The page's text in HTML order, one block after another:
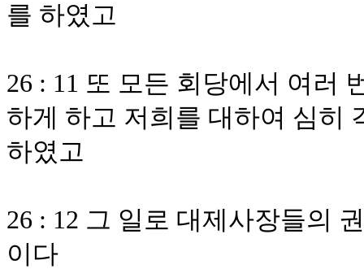
를 하였고
26 : 11 또 모든 회당에서 여러
하게 하고 저희를 대하여 심히
하였고
26 : 12 그 일로 대제사장들의
이다